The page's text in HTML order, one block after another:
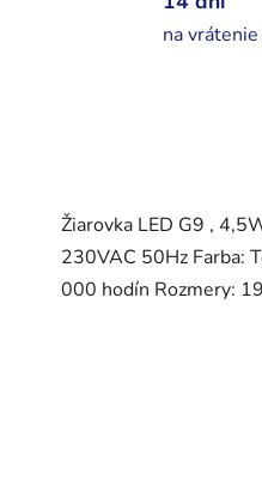
na
Žiarovka LED G9 ,
230VAC 50Hz Farba:
000 hodín Rozmery: